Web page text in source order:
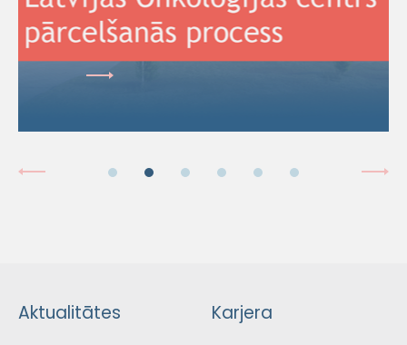
Aktualitātes Karjera